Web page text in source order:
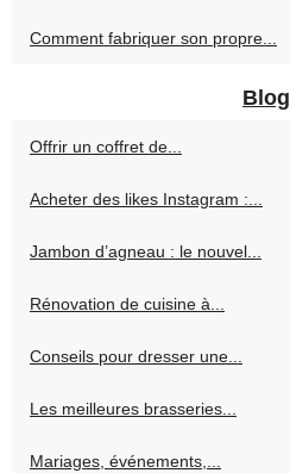
Comment fabriquer son propre...
Blog
Offrir un coffret de...
Acheter des likes Instagram :...
Jambon d’agneau : le nouvel...
Rénovation de cuisine à...
Conseils pour dresser une...
Les meilleures brasseries...
Mariages, événements,...